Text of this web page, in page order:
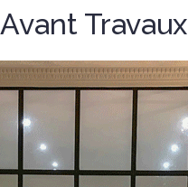
Avant Travaux